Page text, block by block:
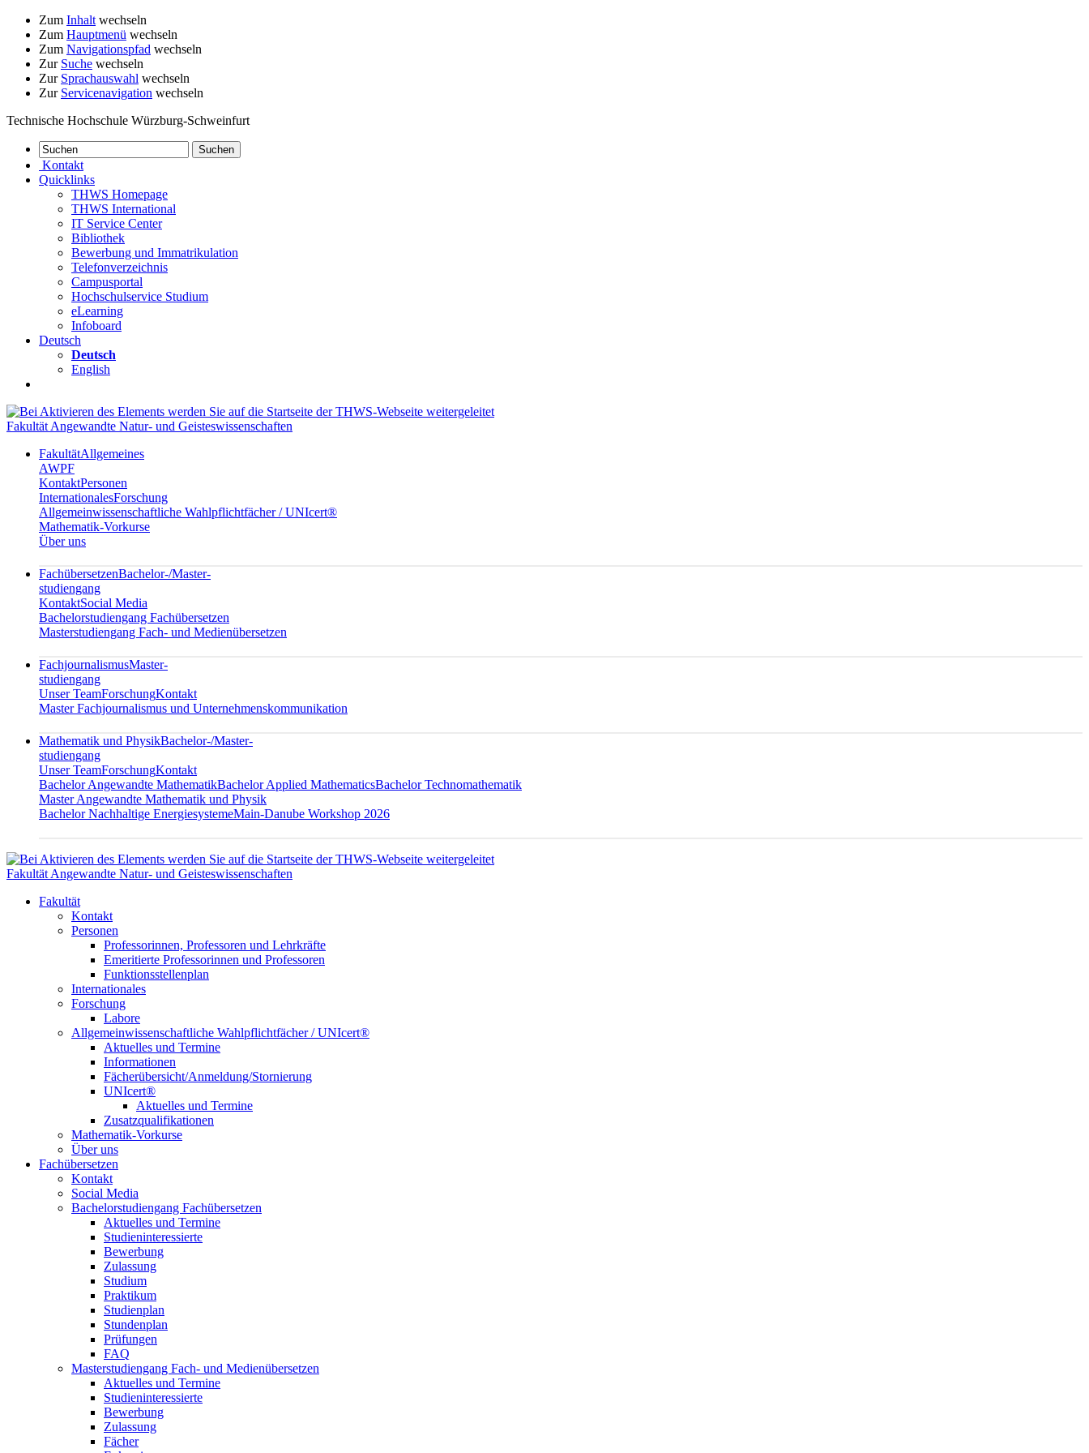
Zum Inhalt wechseln
Zum Hauptmenü wechseln
Zum Navigationspfad wechseln
Zur Suche wechseln
Zur Sprachauswahl wechseln
Zur Servicenavigation wechseln
Technische Hochschule Würzburg-Schweinfurt
Kontakt
Quicklinks
THWS Homepage
THWS International
IT Service Center
Bibliothek
Bewerbung und Immatrikulation
Telefonverzeichnis
Campusportal
Hochschulservice Studium
eLearning
Infoboard
Deutsch
Deutsch
English
Fakultät Angewandte Natur- und Geisteswissenschaften
FakultätAllgemeines
AWPF
KontaktPersonen
InternationalesForschung
Allgemeinwissenschaftliche Wahlpflichtfächer / UNIcert®
Mathematik-Vorkurse
Über uns
FachübersetzenBachelor-/Master-
studiengang
KontaktSocial Media
Bachelorstudiengang Fachübersetzen
Masterstudiengang Fach- und Medienübersetzen
FachjournalismusMaster-
studiengang
Unser TeamForschungKontakt
Master Fachjournalismus und Unternehmenskommunikation
Mathematik und PhysikBachelor-/Master-
studiengang
Unser TeamForschungKontakt
Bachelor Angewandte MathematikBachelor Applied MathematicsBachelor Technomathematik
Master Angewandte Mathematik und Physik
Bachelor Nachhaltige EnergiesystemeMain-Danube Workshop 2026
Fakultät Angewandte Natur- und Geisteswissenschaften
Fakultät
Kontakt
Personen
Professorinnen, Professoren und Lehrkräfte
Emeritierte Professorinnen und Professoren
Funktionsstellenplan
Internationales
Forschung
Labore
Allgemeinwissenschaftliche Wahlpflichtfächer / UNIcert®
Aktuelles und Termine
Informationen
Fächerübersicht/Anmeldung/Stornierung
UNIcert®
Aktuelles und Termine
Zusatzqualifikationen
Mathematik-Vorkurse
Über uns
Fachübersetzen
Kontakt
Social Media
Bachelorstudiengang Fachübersetzen
Aktuelles und Termine
Studieninteressierte
Bewerbung
Zulassung
Studium
Praktikum
Studienplan
Stundenplan
Prüfungen
FAQ
Masterstudiengang Fach- und Medienübersetzen
Aktuelles und Termine
Studieninteressierte
Bewerbung
Zulassung
Fächer